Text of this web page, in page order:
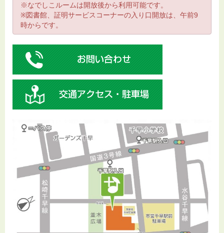
※なでしこルームは開放後から利用可能です。
※図書館、証明サービスコーナーの入り口開放は、午前9
時からです。